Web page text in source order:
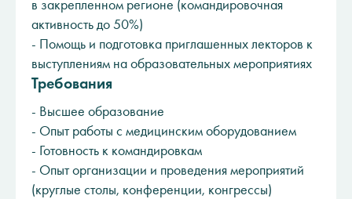
в закрепленном регионе (командировочная
активность до 50%)
- Помощь и подготовка приглашенных лекторов к
выступлениям на образовательных мероприятиях
Требования
- Высшее образование
- Опыт работы c медицинским оборудованием
- Готовность к командировкам
- Опыт организации и проведения мероприятий
(круглые столы, конференции, конгрессы)